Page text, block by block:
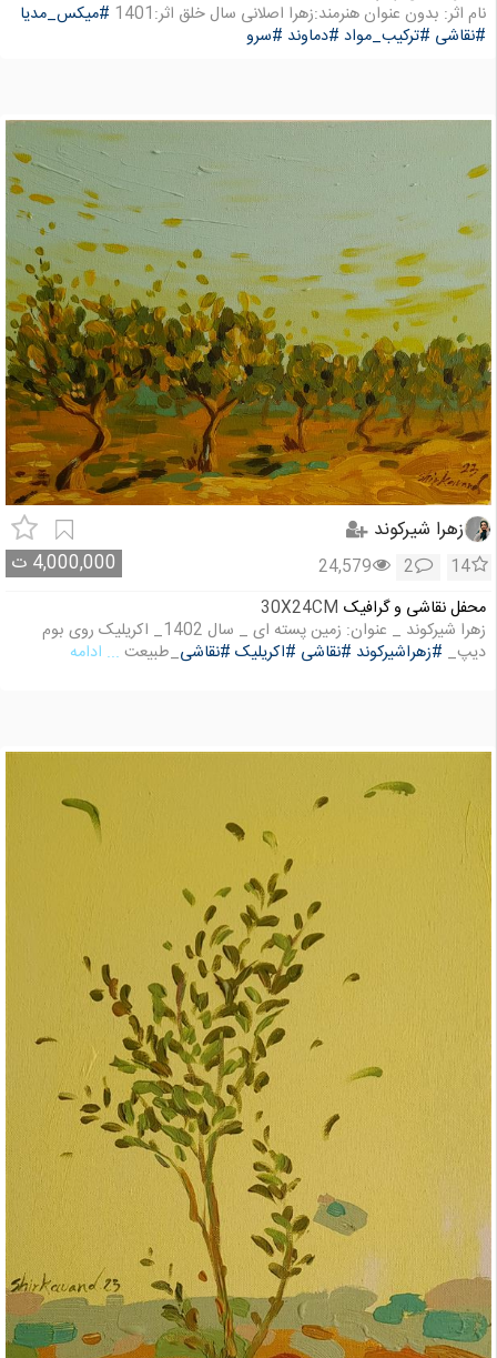
نام اثر: بدون عنوان هنرمند:زهرا اصلانی سال خلق اثر:1401
#میکس_مدیا
#نقاشی #ترکیب_مواد #دماوند #سرو
زهرا شیرکوند
4,000,000 ت 14
2
24,579
محفل نقاشی و گرافیک 30X24CM
زهرا شیرکوند _ عنوان: زمین پسته ای _ سال 1402_ اکریلیک روی بوم
دیپ_ #زهراشیرکوند #نقاشی #اکریلیک #نقاشی_طبیعت ... ادامه